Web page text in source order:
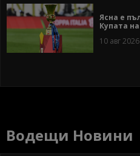
Ясна е
Купата
10 авг
Водещи Новини